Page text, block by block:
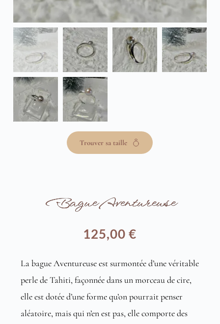
Trouver sa taille
Bague Aventureuse
125,00€
La bague Aventureuse est surmontée d’une véritable
perle de Tahiti, façonnée dans un morceau de cire,
elle est dotée d’une forme qu’on pourrait penser
aléatoire, mais qui n’en est pas, elle comporte des